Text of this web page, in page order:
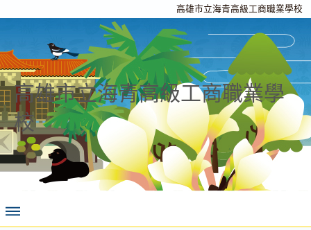
高雄市立海青高級工商職業學校
高雄市立海青高級工商職業學
校